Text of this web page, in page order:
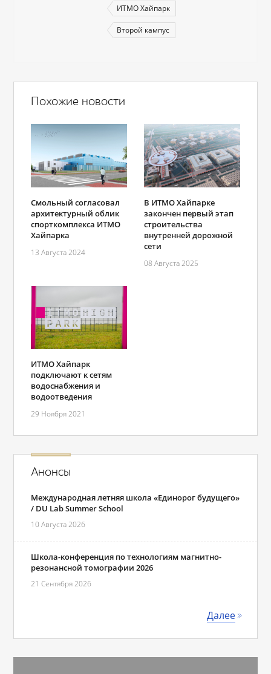
ИТМО Хайпарк
Второй кампус
Похожие новости
Смольный согласовал
архитектурный облик
спорткомплекса ИТМО
Хайпарка
13 Августа 2024
В ИТМО Хайпарке
закончен первый этап
строительства
внутренней дорожной
сети
08 Августа 2025
ИТМО Хайпарк
подключают к сетям
водоснабжения и
водоотведения
29 Ноября 2021
Анонсы
Международная летняя школа «Единорог будущего»
/ DU Lab Summer School
10 Августа 2026
Школа-конференция по технологиям магнитно-
резонансной томографии 2026
21 Сентября 2026
Далее